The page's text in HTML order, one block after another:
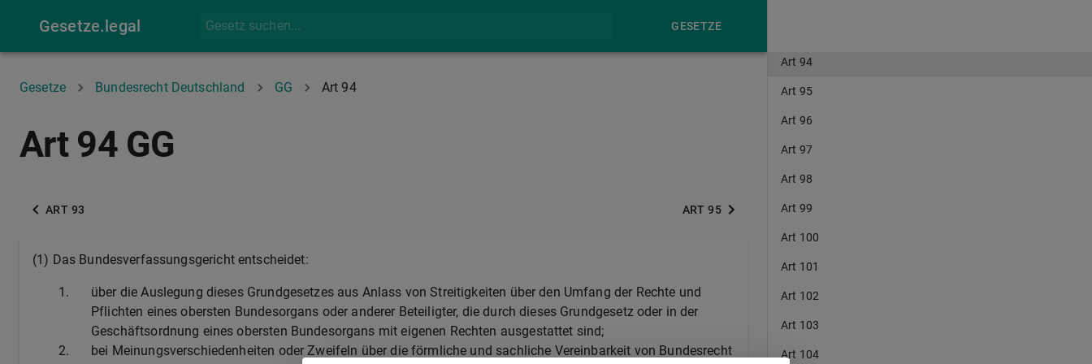
Gesetze.legal GESETZE
Gesetze Bundesrecht Deutschland GG Art 94
Art 94 GG
ART 93 ART 95
(1) Das Bundesverfassungsgericht entscheidet:
1.
über die Auslegung dieses Grundgesetzes aus Anlass von Streitigkeiten über den Umfang der Rechte und
Pflichten eines obersten Bundesorgans oder anderer Beteiligter, die durch dieses Grundgesetz oder in der
Geschäftsordnung eines obersten Bundesorgans mit eigenen Rechten ausgestattet sind;
2.
bei Meinungsverschiedenheiten oder Zweifeln über die förmliche und sachliche Vereinbarkeit von Bundesrecht
Art 94
Art 95
Art 96
Art 97
Art 98
Art 99
Art 100
Art 101
Art 102
Art 103
Art 104